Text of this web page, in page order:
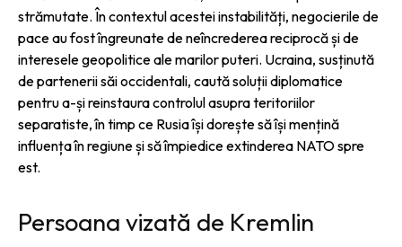
strămutate. În contextul acestei instabilități, negocierile de
pace au fost îngreunate de neîncrederea reciprocă și de
interesele geopolitice ale marilor puteri. Ucraina, susținută
de partenerii săi occidentali, caută soluții diplomatice
pentru a-și reinstaura controlul asupra teritoriilor
separatiste, în timp ce Rusia își dorește să își mențină
influența în regiune și să împiedice extinderea NATO spre
est.
Persoana vizată de Kremlin